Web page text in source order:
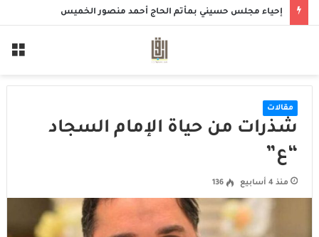
صدقة الجمعة
مقالات
شذرات من حياة الإمام السجاد
“ع”
منذ 4 أسابيع 136